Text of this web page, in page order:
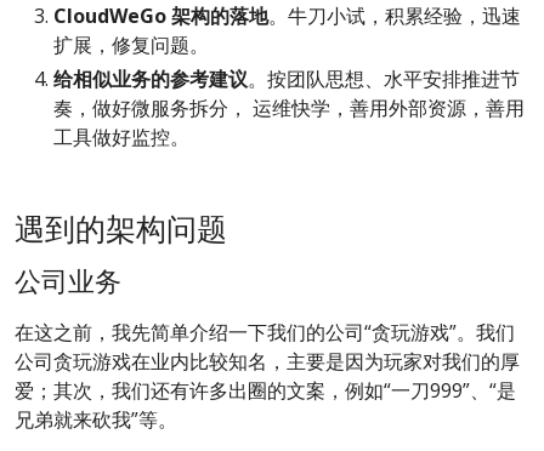
CloudWeGo 架构的落地。牛刀小试，积累经验，迅速
扩展，修复问题。
给相似业务的参考建议。按团队思想、水平安排推进节
奏，做好微服务拆分， 运维快学，善用外部资源，善用
工具做好监控。
遇到的架构问题
公司业务
在这之前，我先简单介绍一下我们的公司“贪玩游戏”。我们
公司贪玩游戏在业内比较知名，主要是因为玩家对我们的厚
爱；其次，我们还有许多出圈的文案，例如“一刀999”、“是
兄弟就来砍我”等。